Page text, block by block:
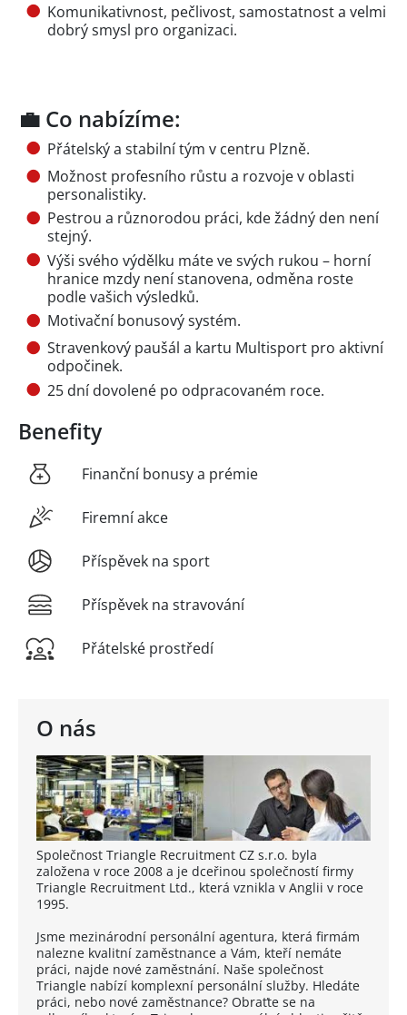
O nás
Společnost Triangle Recruitment CZ s.r.o. byla
založena v roce 2008 a je dceřinou společností firmy
Triangle Recruitment Ltd., která vznikla v Anglii v roce
1995.
Jsme mezinárodní personální agentura, která firmám
nalezne kvalitní zaměstnance a Vám, kteří nemáte
práci, najde nové zaměstnání. Naše společnost
Triangle nabízí komplexní personální služby. Hledáte
práci, nebo nové zaměstnance? Obraťte se na
Komunikativnost, pečlivost, samostatnost a velmi
dobrý smysl pro organizaci.
💼 Co nabízíme:
Přátelský a stabilní tým v centru Plzně.
Možnost profesního růstu a rozvoje v oblasti
personalistiky.
Pestrou a různorodou práci, kde žádný den není
stejný.
Výši svého výdělku máte ve svých rukou – horní
hranice mzdy není stanovena, odměna roste
podle vašich výsledků.
Motivační bonusový systém.
Stravenkový paušál a kartu Multisport pro aktivní
odpočinek.
25 dní dovolené po odpracovaném roce.
Benefity
Finanční bonusy a prémie
Firemní akce
Příspěvek na sport
Příspěvek na stravování
Přátelské prostředí